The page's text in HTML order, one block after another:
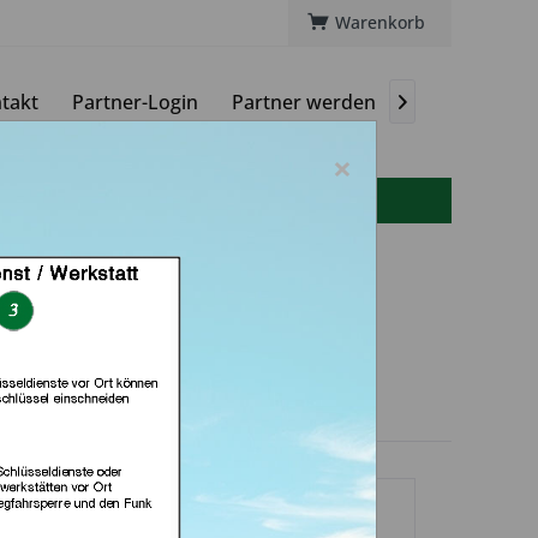
Warenkorb
Partner-Login Partner werden 
& Co. KG (in
Floß)
×